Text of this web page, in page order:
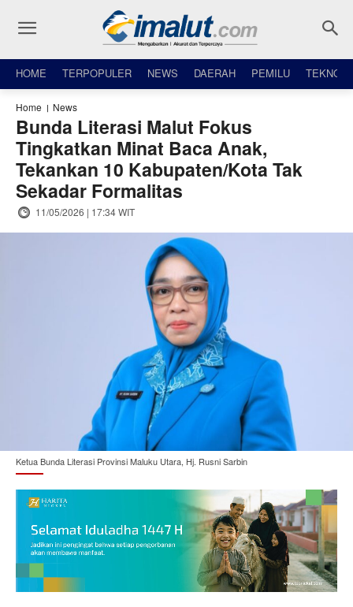
HOME TERPOPULER NEWS DAERAH PEMILU TEKNO
Home News
Bunda Literasi Malut Fokus
Tingkatkan Minat Baca Anak,
Tekankan 10 Kabupaten/Kota Tak
Sekadar Formalitas
11/05/2026 | 17:34 WIT
Ketua Bunda Literasi Provinsi Maluku Utara, Hj. Rusni Sarbin